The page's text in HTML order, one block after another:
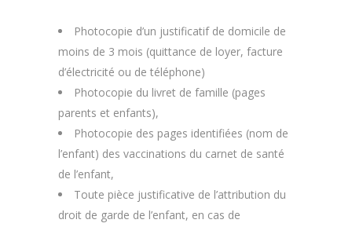
Photocopie d’un justificatif de domicile de
moins de 3 mois (quittance de loyer, facture
d’électricité ou de téléphone)
Photocopie du livret de famille (pages
parents et enfants),
Photocopie des pages identifiées (nom de
l’enfant) des vaccinations du carnet de santé
de l’enfant,
Toute pièce justificative de l’attribution du
droit de garde de l’enfant, en cas de